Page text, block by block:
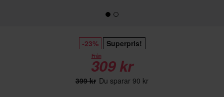
-23% Superpris!
Från
309 kr
399 kr Du sparar 90 kr